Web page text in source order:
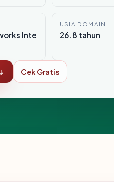
Inte
USIA DOMAIN
26.8 tahun
Cek Gratis